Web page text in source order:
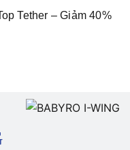
Tether – Giảm 40%